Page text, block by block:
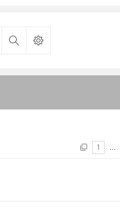
Rechercher
1 …